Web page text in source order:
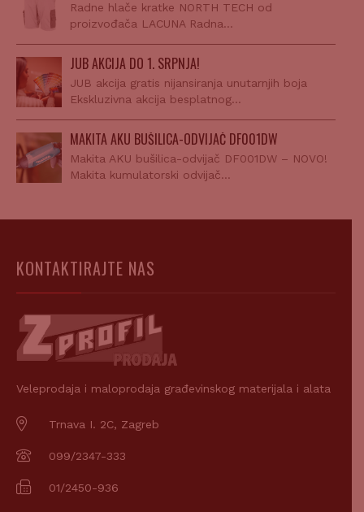
Radne hlače kratke NORTH TECH od
proizvođača LACUNA Radna…
JUB AKCIJA DO 1. SRPNJA!
JUB akcija gratis nijansiranja unutarnjih boja
Ekskluzivna akcija besplatnog…
MAKITA AKU BUŠILICA-ODVIJAČ DF001DW
Makita AKU bušilica-odvijač DF001DW – NOVO!
Makita kumulatorski odvijač…
KONTAKTIRAJTE NAS
Veleprodaja i maloprodaja građevinskog materijala i alata
Trnava I. 2C, Zagreb
099/2347-333
01/2450-936